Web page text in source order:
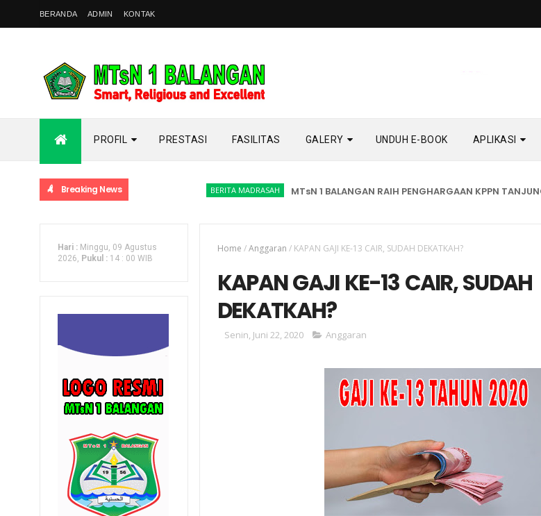
BERANDA ADMIN KONTAK
PROFIL PRESTASI FASILITAS GALERY UNDUH E-BOOK APLIKASI
Breaking News BERITA MADRASAH MTsN 1 BALANGAN RAIH PENGHARGAAN KPPN TANJUNG
Hari : Minggu, 09 Agustus
2026, Pukul : 14 : 00 WIB
Home /Anggaran / KAPAN GAJI KE-13 CAIR, SUDAH DEKATKAH?
KAPAN GAJI KE-13 CAIR, SUDAH
DEKATKAH?
Senin, Juni 22, 2020 Anggaran